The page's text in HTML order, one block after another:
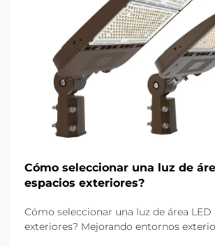
Cómo seleccionar una luz de
espacios exteriores?
Cómo seleccionar una luz de área LED
exteriores? Mejorando entornos